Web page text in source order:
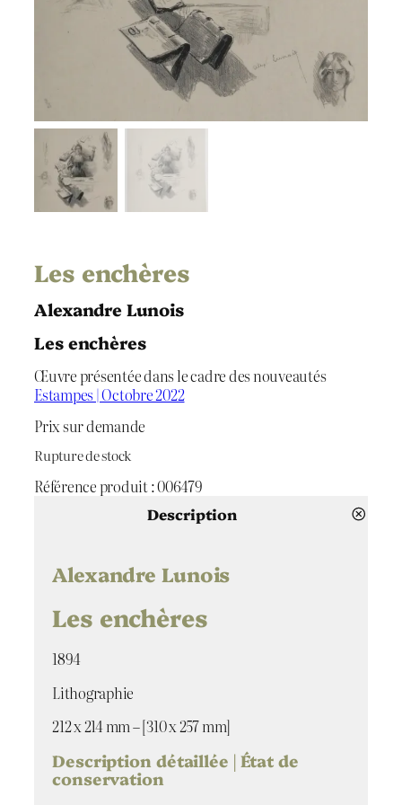
Les enchères
Alexandre Lunois
Les enchères
Œuvre présentée dans le cadre des nouveautés
Estampes | Octobre 2022
Prix sur demande
Rupture de stock
Référence produit :006479
Description
Alexandre Lunois
Les enchères
1894
Lithographie
212 x 214 mm – [310 x 257 mm]
Description détaillée | État de
conservation